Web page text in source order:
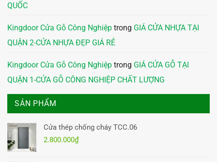
QUỐC
Kingdoor Cửa Gỗ Công Nghiệp trong GIÁ CỬA NHỰA TẠI
QUẬN 2-CỬA NHỰA ĐẸP GIÁ RẺ
Kingdoor Cửa Gỗ Công Nghiệp trong GIÁ CỬA GỖ TẠI
QUẬN 1-CỬA GỖ CÔNG NGHIỆP CHẤT LƯỢNG
SẢN PHẨM
Cửa thép chống cháy TCC.06
2.800.000₫